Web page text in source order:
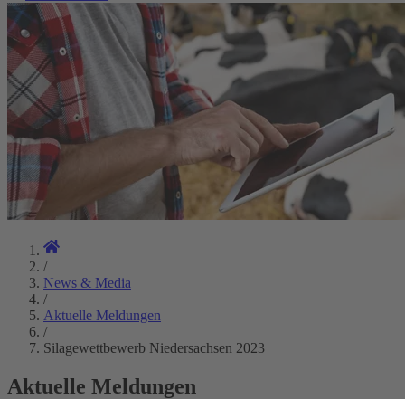
/
News & Media
/
Aktuelle Meldungen
/
Silagewettbewerb Niedersachsen 2023
Aktuelle Meldungen